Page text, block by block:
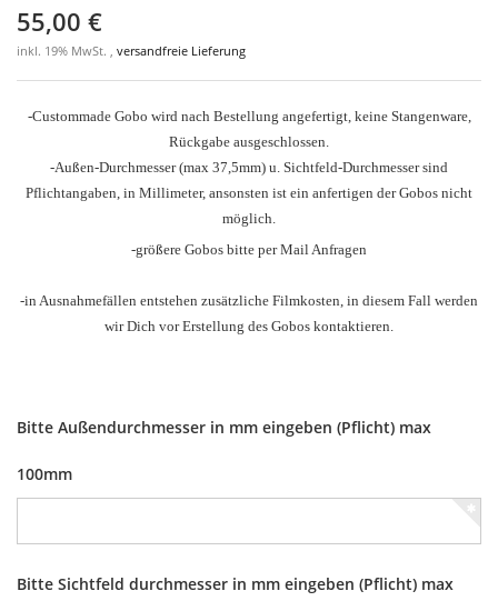
55,00 €
inkl. 19% MwSt. , versandfreie Lieferung
-Custommade Gobo wird nach Bestellung angefertigt, keine Stangenware,
Rückgabe ausgeschlossen.
-Außen-Durchmesser(max 37,5mm) u. Sichtfeld-Durchmesser sind
Pflichtangaben, in Millimeter, ansonsten ist ein anfertigen der Gobos nicht
möglich.
-größere Gobos bitte per Mail Anfragen
-in Ausnahmefällen entstehen zusätzliche Filmkosten, in diesem Fall werden
wir Dich vor Erstellung des Gobos kontaktieren.
Bitte Außendurchmesser in mm eingeben (Pflicht) max
100mm
Bitte Sichtfeld durchmesser in mm eingeben (Pflicht) max